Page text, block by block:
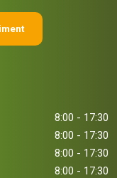
8:00 - 17:30
8:00 - 17:30
8:00 - 17:30
8:00 - 17:30